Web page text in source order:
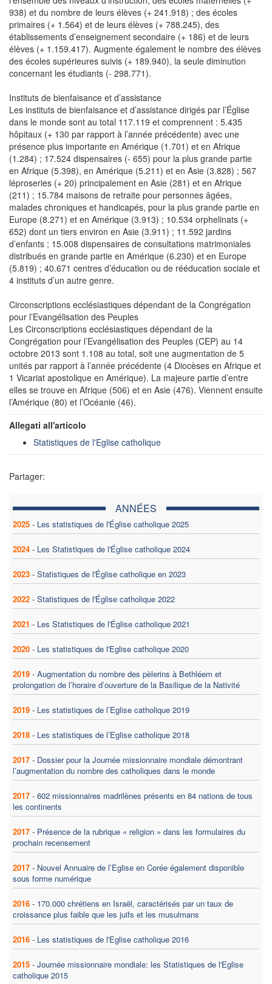
938) et du nombre de leurs élèves (+ 241.918) ; des écoles
primaires (+ 1.564) et de leurs élèves (+ 788.245), des
établissements d’enseignement secondaire (+ 186) et de leurs
élèves (+ 1.159.417). Augmente également le nombre des élèves
des écoles supérieures suivis (+ 189.940), la seule diminution
concernant les étudiants (- 298.771).
Instituts de bienfaisance et d’assistance
Les instituts de bienfaisance et d’assistance dirigés par l’Église
dans le monde sont au total 117.119 et comprennent : 5.435
hôpitaux (+ 130 par rapport à l’année précédente) avec une
présence plus importante en Amérique (1.701) et en Afrique
(1.284) ; 17.524 dispensaires (- 655) pour la plus grande partie
en Afrique (5.398), en Amérique (5.211) et en Asie (3.828) ; 567
léproseries (+ 20) principalement en Asie (281) et en Afrique
(211) ; 15.784 maisons de retraite pour personnes âgées,
malades chroniques et handicapés, pour la plus grande partie en
Europe (8.271) et en Amérique (3.913) ; 10.534 orphelinats (+
652) dont un tiers environ en Asie (3.911) ; 11.592 jardins
d’enfants ; 15.008 dispensaires de consultations matrimoniales
distribués en grande partie en Amérique (6.230) et en Europe
(5.819) ; 40.671 centres d’éducation ou de rééducation sociale et
4 instituts d’un autre genre.
Circonscriptions ecclésiastiques dépendant de la Congrégation
pour l’Evangélisation des Peuples
Les Circonscriptions ecclésiastiques dépendant de la
Congrégation pour l’Evangélisation des Peuples (CEP) au 14
octobre 2013 sont 1.108 au total, soit une augmentation de 5
unités par rapport à l’année précédente (4 Diocèses en Afrique et
1 Vicariat apostolique en Amérique). La majeure partie d’entre
elles se trouve en Afrique (506) et en Asie (476). Viennent ensuite
l’Amérique (80) et l’Océanie (46).
Allegati all'articolo
Statistiques de l'Eglise catholique
Partager:
ANNÉES
2025 - Les statistiques de l'Église catholique 2025
2024 - Les Statistiques de l'Église catholique 2024
2023 - Statistiques de l'Église catholique en 2023
2022 - Statistiques de l'Église catholique 2022
2021 - Les Statistiques de l'Église catholique 2021
2020 - Les statistiques de l'Eglise catholique 2020
2019 - Augmentation du nombre des pèlerins à Bethléem et
prolongation de l’horaire d’ouverture de la Basilique de la Nativité
2019 - Les statistiques de l’Eglise catholique 2019
2018 - Les statistiques de l’Eglise catholique 2018
2017 - Dossier pour la Journée missionnaire mondiale démontrant
l’augmentation du nombre des catholiques dans le monde
2017 - 602 missionnaires madrilènes présents en 84 nations de tous
les continents
2017 - Présence de la rubrique « religion » dans les formulaires du
prochain recensement
2017 - Nouvel Annuaire de l’Eglise en Corée également disponible
sous forme numérique
2016 - 170.000 chrétiens en Israël, caractérisés par un taux de
croissance plus faible que les juifs et les musulmans
2016 - Les statistiques de l'Eglise catholique 2016
2015 - Journée missionnaire mondiale: les Statistiques de l'Eglise
catholique 2015